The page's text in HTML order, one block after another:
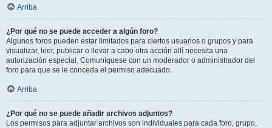
Arriba
¿Por qué no se puede acceder a algún foro?
Algunos foros pueden estar limitados para ciertos usuarios o grupos y para
visualizar, leer, publicar o llevar a cabo otra acción allí necesita una
autorización especial. Comuníquese con un moderador o administrador del
foro para que se le conceda el permiso adecuado.
Arriba
¿Por qué no se puede añadir archivos adjuntos?
Los permisos para adjuntar archivos son individuales para cada foro, grupo,